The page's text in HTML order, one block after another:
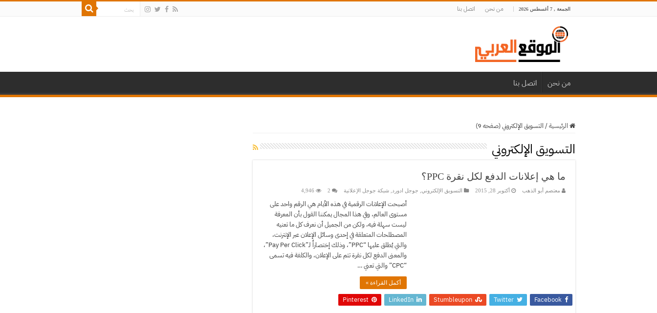
الجمعة , 7 أغسطس 2026 من نحن اتصل بنا
من نحن اتصل بنا
الرئيسية/ التسويق الإلكتروني (صفحه 9)
التسويق الإلكتروني
ما هي إعلانات الدفع لكل نقرة PPC؟
معتصم أبو الذهب أكتوبر 28, 2015 التسويق الإلكتروني جوجل ادورد شبكة جوجل الإعلانية 2
4,946
أصبحت الإعلانات الرقمية في هذه الأيام هي الرقم واحد على
مستوى العالم، وفي هذا المجال يمكننا القول بأن المعرفة
ليست سهلة فيه، ولكن من الجميل أن نعرف كل ما تعنيه
المصطلحات المتعلقة في إحدى وسائل الإعلان عبر الإنترنت،
والتي يُطلق عليها “PPC”، وذلك إختصاراً لـ”Pay Per Click”،
والمعنى الدفع لكل نقرة تتم على الإعلان، والكلفة فيه تسمى
“CPC” والتي تعني …
أكمل القراءة »
Facebook
Twitter
Stumbleupon
LinkedIn
Pinterest